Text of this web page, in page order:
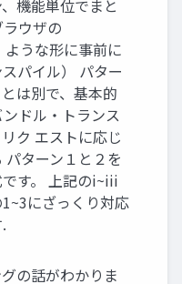
機能単位でまと
ウザの
うな形に事前に
パイル） パター
は別で、基本的
ドル・トランス
ク エストに応じ
ターン１と２を
す。 上記のi~iii
にざっくり対応
の話がわかりま